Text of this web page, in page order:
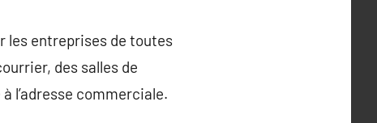
les entreprises de toutes
des salles de
l’adresse commerciale.